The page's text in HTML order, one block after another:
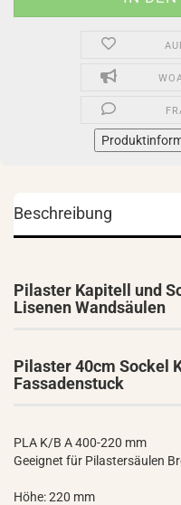
Beschreibung
Pilaster Kapitell und
Lisenen Wandsäulen
Pilaster 40cm Sockel
Fassadenstuck
PLA K/B A 400-220 mm
Geeignet für Pilastersäulen
Höhe: 220 mm